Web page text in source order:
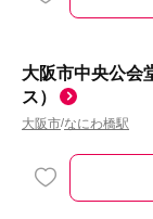
大阪市中央公会
ス）
大阪市/なにわ橋駅